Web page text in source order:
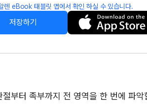
렌 eBook 태블릿 앱에서 확인 하실 수 있습니다.
저장하기
부터 족부까지 전 영역을 한 번에 파